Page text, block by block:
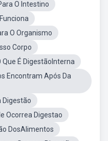
O Intestino
O Organismo
Corpo
Que É DigestãoInterna
Encontram Após Da
Digestão
Ocorrea Digestao
DosAlimentos